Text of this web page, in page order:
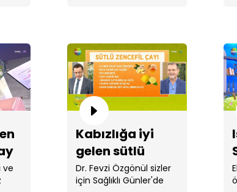
ve
Kabızlığa iyi
gelen sütlü
zencefilli çay
Dr. Fevzi Özgönül sizler
için Sağlıklı Günler'de